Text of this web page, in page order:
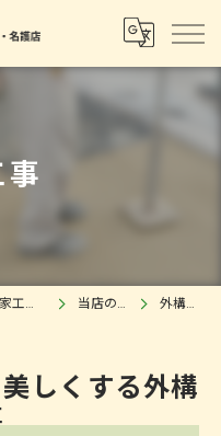
名護の便利屋ならおうちの御用聞き 家工房もとぶ・名護店 当店の特徴 外構工事
しくする外構